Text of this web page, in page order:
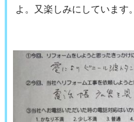
よ。又楽しみにしています。